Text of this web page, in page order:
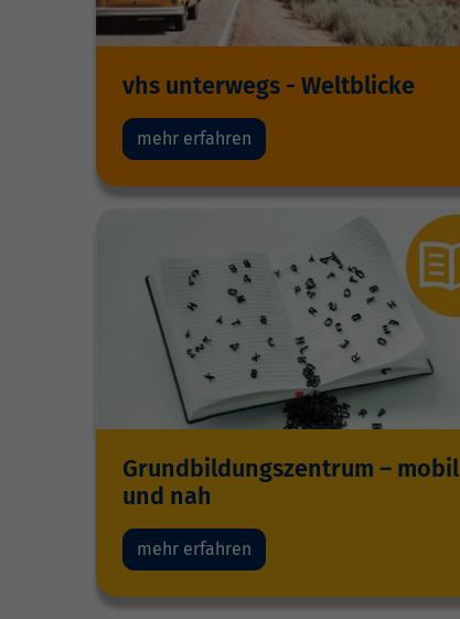
vhs unterwegs - Weltblicke
mehr erfahren
Grundbildungszentrum – mobil
und nah
mehr erfahren